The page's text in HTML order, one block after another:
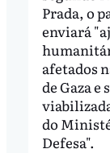
Prada, o
enviará
afetados
de Gaza e
do
Defesa".